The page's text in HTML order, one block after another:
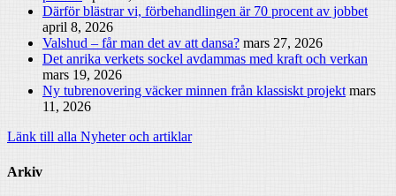
Därför blästrar vi, förbehandlingen är 70 procent av jobbet
april 8, 2026
Valshud – får man det av att dansa? mars 27, 2026
Det anrika verkets sockel avdammas med kraft och verkan
mars 19, 2026
Ny tubrenovering väcker minnen från klassiskt projekt mars
11, 2026
Länk till alla Nyheter och artiklar
Arkiv